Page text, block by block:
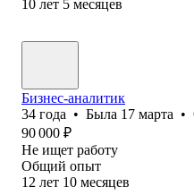
10 лет 5 месяцев
Бизнес-аналитик
34 года • Была 17 марта •
90 000 ₽
Не ищет работу
Общий опыт
12 лет 10 месяцев